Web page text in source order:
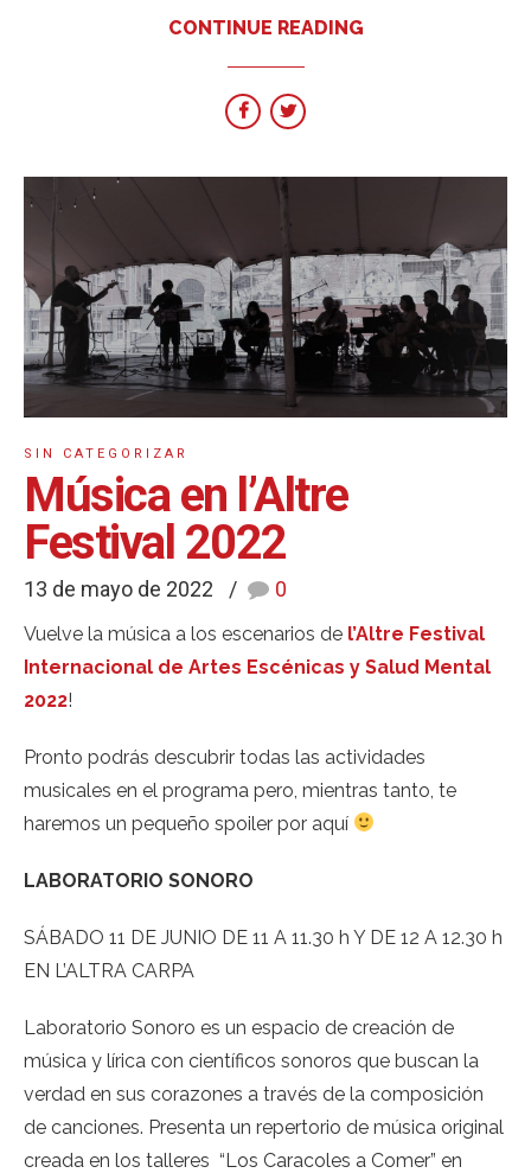
CONTINUE READING
SIN CATEGORIZAR
Música en l’Altre
Festival 2022
13 de mayo de 2022 0
Vuelve la música a los escenarios de l’Altre Festival
Internacional de Artes Escénicas y Salud Mental
2022!
Pronto podrás descubrir todas las actividades
musicales en el programa pero, mientras tanto, te
haremos un pequeño spoiler por aquí
LABORATORIO SONORO
SÁBADO 11 DE JUNIO DE 11 A 11.30 h Y DE 12 A 12.30 h
EN L’ALTRA CARPA
Laboratorio Sonoro es un espacio de creación de
música y lírica con científicos sonoros que buscan la
verdad en sus corazones a través de la composición
de canciones. Presenta un repertorio de música original
creada en los talleres “Los Caracoles a Comer” en